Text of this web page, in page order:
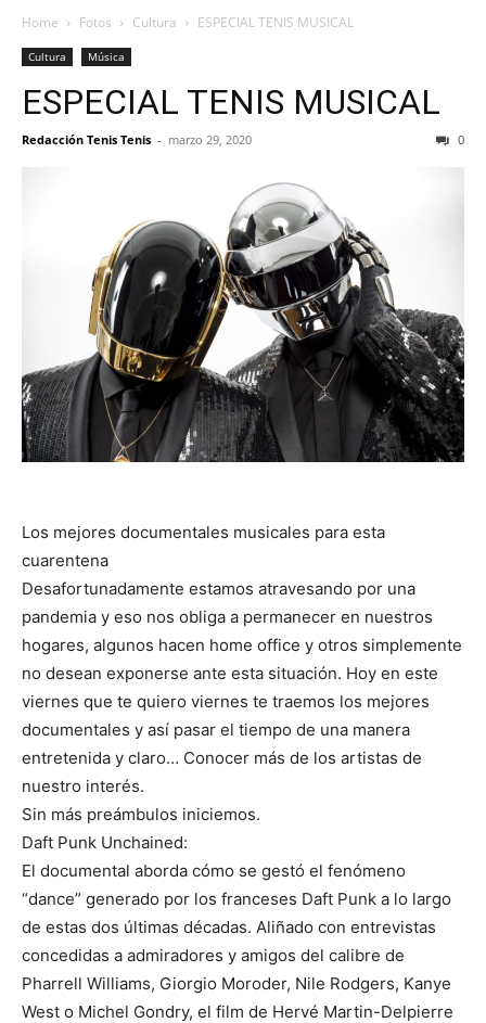
Home Fotos Cultura ESPECIAL TENIS MUSICAL
Cultura Música
ESPECIAL TENIS MUSICAL
Redacción Tenis Tenis - marzo 29, 2020 0
Los mejores documentales musicales para esta
cuarentena
Desafortunadamente estamos atravesando por una
pandemia y eso nos obliga a permanecer en nuestros
hogares, algunos hacen home office y otros simplemente
no desean exponerse ante esta situación. Hoy en este
viernes que te quiero viernes te traemos los mejores
documentales y así pasar el tiempo de una manera
entretenida y claro… Conocer más de los artistas de
nuestro interés.
Sin más preámbulos iniciemos.
Daft Punk Unchained:
El documental aborda cómo se gestó el fenómeno
“dance” generado por los franceses Daft Punk a lo largo
de estas dos últimas décadas. Aliñado con entrevistas
concedidas a admiradores y amigos del calibre de
Pharrell Williams, Giorgio Moroder, Nile Rodgers, Kanye
West o Michel Gondry, el film de Hervé Martin-Delpierre